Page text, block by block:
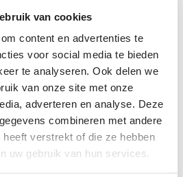
van cookies
content en advertenties te
voor social media te bieden
te analyseren. Ook delen we
van onze site met onze
adverteren en analyse. Deze
combineren met andere
verstrekt of die ze hebben
uw gebruik van hun services.
and process in detail. If you are not
and we can help direct you.